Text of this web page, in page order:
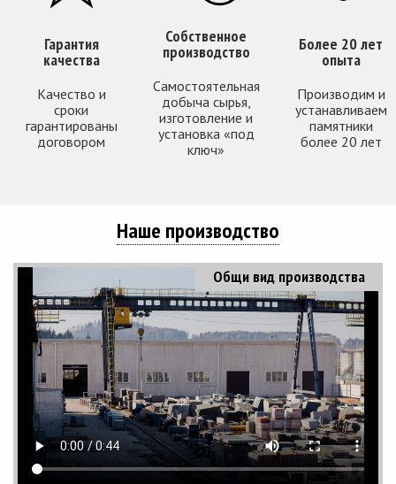
Гарантия
качества
Качество и
сроки
гарантированы
договором
Собственное
производство
Самостоятельная
добыча сырья,
изготовление и
установка «под
ключ»
Более 20 лет
опыта
Производим и
устанавливаем
памятники
более 20 лет
Наше производство
Общи вид производства